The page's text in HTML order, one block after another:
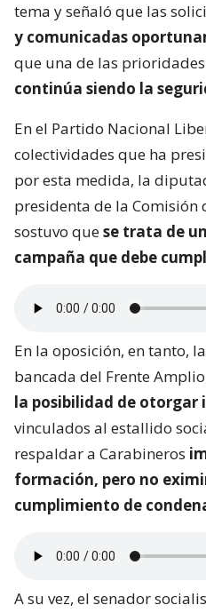
tema y señaló que las
y comunicadas
que una de las
continúa siendo la
En el Partido Nacional
colectividades que ha
por esta medida, la
presidenta de la Comisión
sostuvo quese trata de
campaña que debe
En la oposición, en tanto,
bancada del Frente
la posibilidad de otorgar
vinculados al estallido
respaldar a Carabineros
formación, pero no
cumplimiento de
A su vez, el senador